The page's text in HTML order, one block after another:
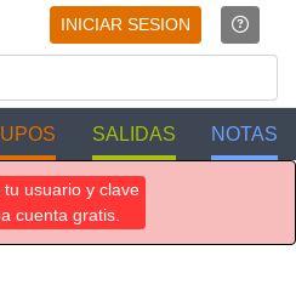
INICIAR SESION
SALIDAS NOTAS
usuario y clave
cuenta gratis.